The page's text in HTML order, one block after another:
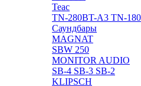
Teac
TN-280BT-A3 TN-
Саундбары
MAGNAT
SBW 250
MONITOR AUDIO
SB-4 SB-3 SB-2
KLIPSCH